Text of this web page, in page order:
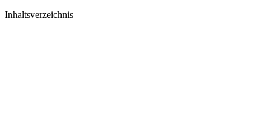
Inhaltsverzeichnis